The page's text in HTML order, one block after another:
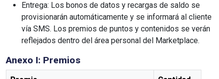
Entrega: Los bonos de datos y recargas de saldo se
provisionarán automáticamente y se informará al cliente
vía SMS. Los premios de puntos y contenidos se verán
reflejados dentro del área personal del Marketplace.
Anexo I: Premios